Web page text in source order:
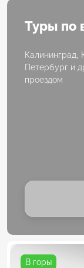
Туры по
Калининград,
Петербург и
проездом
В горы